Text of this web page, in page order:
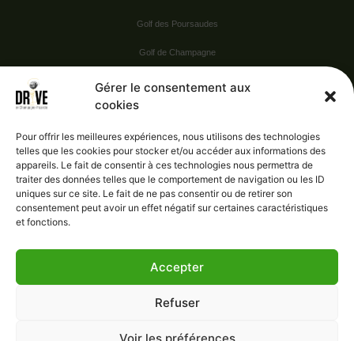
Gérer le consentement aux
cookies
Pour offrir les meilleures expériences, nous utilisons des technologies
telles que les cookies pour stocker et/ou accéder aux informations des
appareils. Le fait de consentir à ces technologies nous permettra de
traiter des données telles que le comportement de navigation ou les ID
uniques sur ce site. Le fait de ne pas consentir ou de retirer son
consentement peut avoir un effet négatif sur certaines caractéristiques
et fonctions.
Accepter
Refuser
Voir les préférences
Golf des Poursaudes
Golf de Champagne
Vie pratique
Nous contacter
Administration